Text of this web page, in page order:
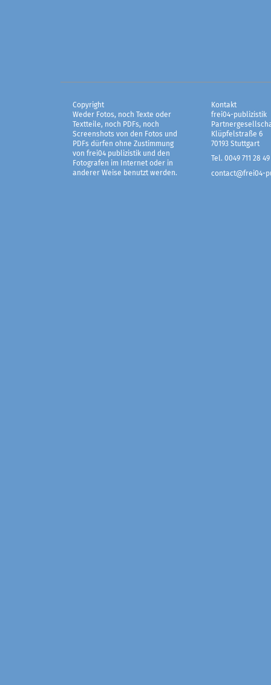
Copyright
Weder Fotos, noch Texte oder
Textteile, noch PDFs, noch
Screenshots von den Fotos und
PDFs dürfen ohne Zustimmung
von frei04 publizistik und den
Fotografen im Internet oder in
anderer Weise benutzt werden.
Kontakt
frei04-publizistik
Klüpfelstraße 6
70193 Stuttgart
Tel. 0049 711 28 49
contact@frei04-